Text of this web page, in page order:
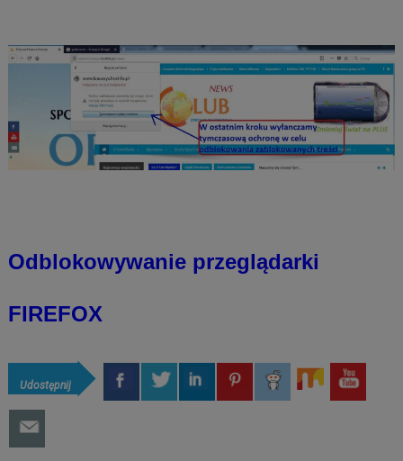
Odblokowywanie przeglądarki
FIREFOX
Udostępnij